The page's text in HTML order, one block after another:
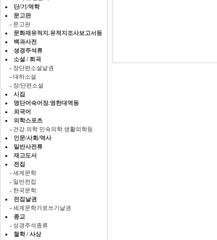
단/기/역학
문고판
- 문고판
문화재유적지.유적지조사보고서등
백과사전
셩경주석류
소설 / 희곡
- 장단편소설낱권
- 대하소설
- 장/단편소설
시집
영단어숙어장.영한대역등
외국어
의학스포츠
- 건강.의학 민속의학.생활의학등
인문/사회/역사
일반사전류
재고도서
전집
- 세계문학
- 일반전집
- 한국문학
전집낱권
- 세계문학가로쓰기낱권
종교
- 성경주석종류
철학 / 사상